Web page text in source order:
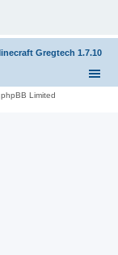
Gregtech 1.7.10
Limited